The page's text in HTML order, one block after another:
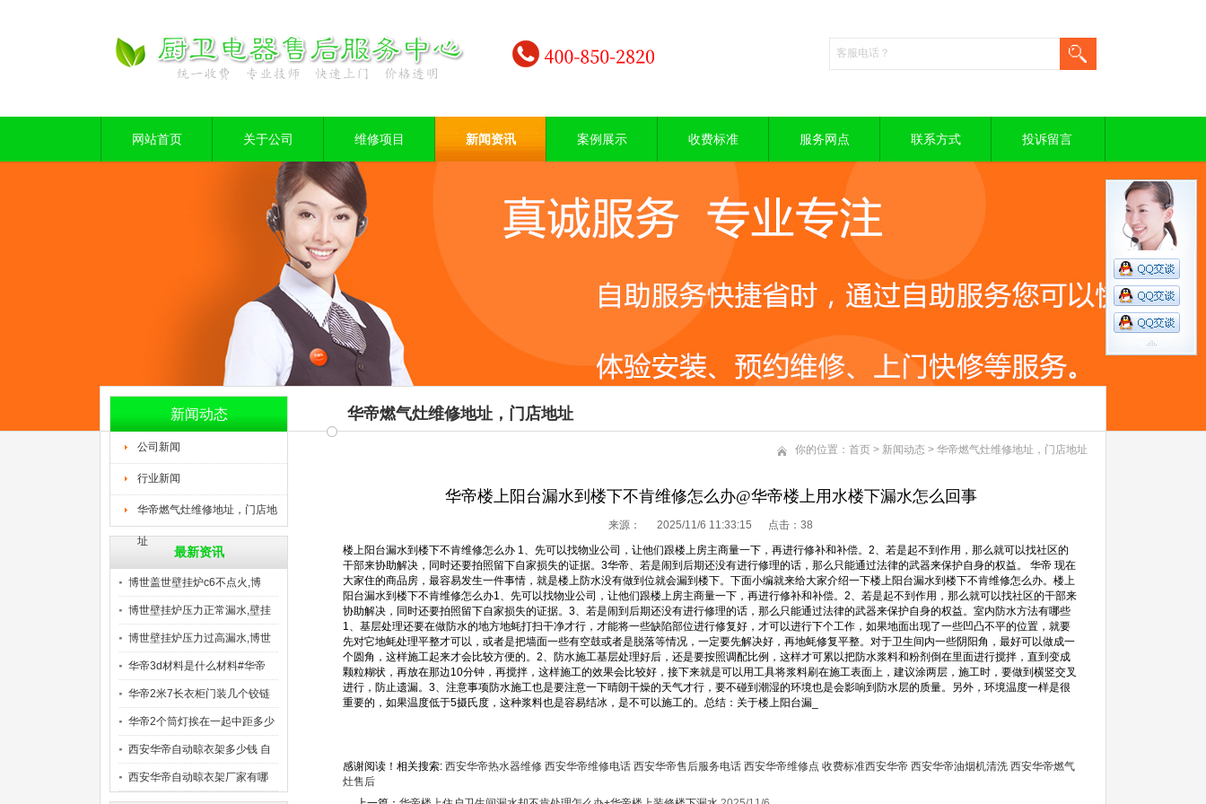
网站首页 关于公司 维修项目 新闻资讯 案例展示 收费标准 服务网点 联系方式 投诉留言
新闻动态
公司新闻
行业新闻
华帝燃气灶维修地址，门店地
址
最新资讯
博世盖世壁挂炉c6不点火,博
博世壁挂炉压力正常漏水,壁挂
博世壁挂炉压力过高漏水,博世
华帝3d材料是什么材料#华帝
华帝2米7长衣柜门装几个铰链
华帝2个筒灯挨在一起中距多少
西安华帝自动晾衣架多少钱 自
西安华帝自动晾衣架厂家有哪
华帝燃气灶维修地址，门店地址
你的位置： 首页 > 新闻动态 > 华帝燃气灶维修地址，门店地址
华帝楼上阳台漏水到楼下不肯维修怎么办@华帝楼上用水楼下漏水怎么回事
来源： 2025/11/6 11:33:15 点击： 38
楼上阳台漏水到楼下不肯维修怎么办 1、先可以找物业公司，让他们跟楼上房主商量一下，再进行修补和补偿。2、若是起不到作用，那么就可以找社区的
干部来协助解决，同时还要拍照留下自家损失的证据。3华帝、若是闹到后期还没有进行修理的话，那么只能通过法律的武器来保护自身的权益。 华帝 现在
大家住的商品房，最容易发生一件事情，就是楼上防水没有做到位就会漏到楼下。下面小编就来给大家介绍一下楼上阳台漏水到楼下不肯维修怎么办。楼上
阳台漏水到楼下不肯维修怎么办1、先可以找物业公司，让他们跟楼上房主商量一下，再进行修补和补偿。2、若是起不到作用，那么就可以找社区的干部来
协助解决，同时还要拍照留下自家损失的证据。3、若是闹到后期还没有进行修理的话，那么只能通过法律的武器来保护自身的权益。室内防水方法有哪些
1、基层处理还要在做防水的地方地蚝打扫干净才行，才能将一些缺陷部位进行修复好，才可以进行下个工作，如果地面出现了一些凹凸不平的位置，就要
先对它地蚝处理平整才可以，或者是把墙面一些有空鼓或者是脱落等情况，一定要先解决好，再地蚝修复平整。对于卫生间内一些阴阳角，最好可以做成一
个圆角，这样施工起来才会比较方便的。2、防水施工基层处理好后，还是要按照调配比例，这样才可累以把防水浆料和粉剂倒在里面进行搅拌，直到变成
颗粒糊状，再放在那边10分钟，再搅拌，这样施工的效果会比较好，接下来就是可以用工具将浆料刷在施工表面上，建议涂两层，施工时，要做到横竖交叉
进行，防止遗漏。3、注意事项防水施工也是要注意一下晴朗干燥的天气才行，要不碰到潮湿的环境也是会影响到防水层的质量。另外，环境温度一样是很
重要的，如果温度低于5摄氏度，这种浆料也是容易结冰，是不可以施工的。总结：关于楼上阳台漏_
感谢阅读！相关搜索: 西安华帝热水器维修 西安华帝维修电话 西安华帝售后服务电话 西安华帝维修点 收费标准西安华帝 西安华帝油烟机清洗 西安华帝燃气
灶售后